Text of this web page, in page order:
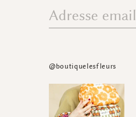
@boutiquelesfleurs